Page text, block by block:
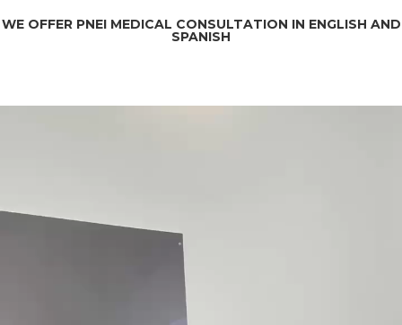
WE OFFER PNEI MEDICAL CONSULTATION IN ENGLISH AND
SPANISH